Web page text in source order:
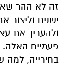
זה לא ההר
ישנים וליצור
ולהעריך את
פעמיים
בחירייה, למה